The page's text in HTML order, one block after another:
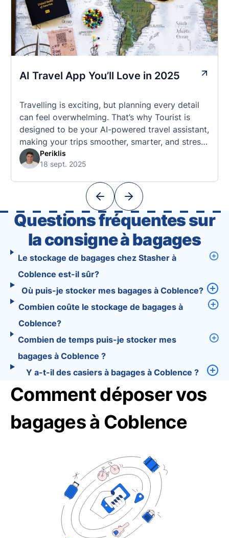
AI Travel App You’ll Love in 2025
Travelling is exciting, but planning every detail
can feel overwhelming. That’s why Tourist is
designed to be your AI-powered travel assistant,
making your trips smoother, smarter, and stress-
free. 🧭 What Makes the Tourist App Unique?
Unlike standard travel apps, Tourist combines
With Tourist, your trip planning becomes as
Periklis
18 sept. 2025
Questions fréquentes sur
la consigne à bagages
Le stockage de bagages chez Stasher à
Coblence est-il sûr?
Où puis-je stocker mes bagages à Coblence?
Combien coûte le stockage de bagages à
Coblence?
Combien de temps puis-je stocker mes
bagages à Coblence ?
Y a-t-il des casiers à bagages à Coblence ?
Comment déposer vos
bagages à Coblence